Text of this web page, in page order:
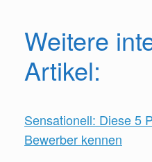
Weitere
Artikel:
Sensationell: Diese 5
Bewerber kennen